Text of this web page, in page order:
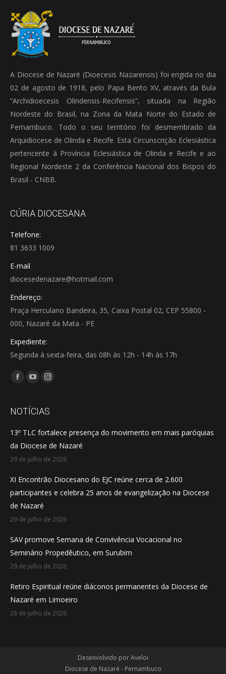
A Diocese de Nazaré (Dioecesis Nazarensis) foi erigida no dia
02 de agosto de 1918, pelo Papa Bento XV, através da Bula
“Archidioecesis Olindensis-Recifensis”, situada na Região
Nordeste do Brasil, na Zona da Mata Norte do Estado de
Pernambuco. Todo o seu território foi desmembrado da
Arquidiocese de Olinda e Recife. Esta Circunscrição Eclesiástica
pertencente à Província Eclesiástica de Olinda e Recife e ao
Regional Nordeste 2 da Conferência Nacional dos Bispos do
Brasil - CNBB.
CÚRIA DIOCESANA
Telefone:
81 3633 1009
E-mail
diocesedenazare@hotmail.com
Endereço:
Praça Herculano Bandeira, 35, Caixa Postal 02, CEP 55800 -
000, Nazaré da Mata - PE
Expediente:
Segunda à sexta-feira, das 08h às 12h - 14h às 17h
Encontre-nos em:
Facebook
opens
new
window
YouTube
opens
new
window
Instagram
opens
new
window
NOTÍCIAS
13º TLC fortalece presença do movimento em mais paróquias
da Diocese de Nazaré
29 de julho de 2026
XI Encontrão Diocesano do EJC reúne cerca de 2.600
participantes e celebra 25 anos de evangelização na Diocese
de Nazaré
29 de julho de 2026
SAV promove Semana de Convivência Vocacional no
Seminário Propedêutico, em Surubim
29 de julho de 2026
Retiro Espiritual reúne diáconos permanentes da Diocese de
Nazaré em Limoeiro
28 de julho de 2026
Desenvolvido porAveloi
Diocese de Nazaré - Pernambuco